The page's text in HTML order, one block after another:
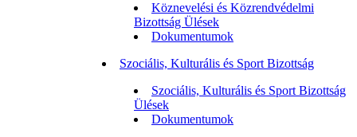
Köznevelési és Közrendvédelmi
Bizottság Ülések
Dokumentumok
Szociális, Kulturális és Sport Bizottság
Szociális, Kulturális és Sport Bizottság
Ülések
Dokumentumok